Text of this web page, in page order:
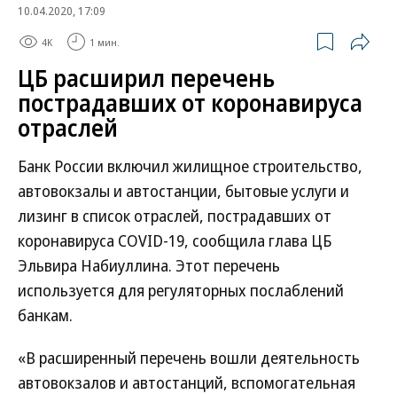
10.04.2020, 17:09
4K 1 мин.
ЦБ расширил перечень
пострадавших от коронавируса
отраслей
Банк России включил жилищное строительство,
автовокзалы и автостанции, бытовые услуги и
лизинг в список отраслей, пострадавших от
коронавируса COVID-19, сообщила глава ЦБ
Эльвира Набиуллина. Этот перечень
используется для регуляторных послаблений
банкам.
«В расширенный перечень вошли деятельность
автовокзалов и автостанций, вспомогательная